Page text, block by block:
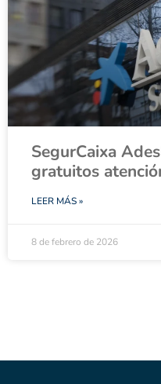
SegurCaixa
gratuitos
LEER MÁS »
8 de febrero de 2026